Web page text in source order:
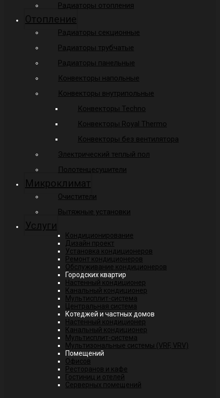
Радиаторы отопления
Отопление
Радиаторы секционные
Радиаторы трубчатые
Радиаторы панельные
Конвекторы напольные
Конвекторы внутрипольные
Конвекторы Techno
Конвекторы Royal Thermo
Конвекторы без вентилятора
Электрический теплый пол
Полотенцесушители
Микроклимат
Очистители
Вытяжные установки
Услуги
Кондиционирование
Дизайн проект
Установка кондиционеров
Ремонт кондиционеров
Обслуживание кондиционеров
Городских квартир
Настенный кондиционер
Канальный кондиционер
Мультисплит-система
Центральная система
Котеджей и частных домов
Настенный кондиционер
Канальный кондиционер
Мультисплит-система
Мультизональные системы (VRF, VRV)
Помещений
Офисов
Ресторанов и кафе
Гостиниц и отелей
Серверных помещений